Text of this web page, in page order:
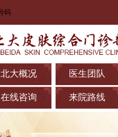
北大概况 医生团队
在线咨询 来院路线